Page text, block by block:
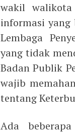
wakil
informasi yang
Lembaga
yang tidak
Badan Publik
wajib
tentang
Ada